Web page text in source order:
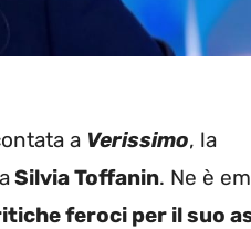
a Verissimo, la
Silvia Toffanin. Ne è
feroci per il suo